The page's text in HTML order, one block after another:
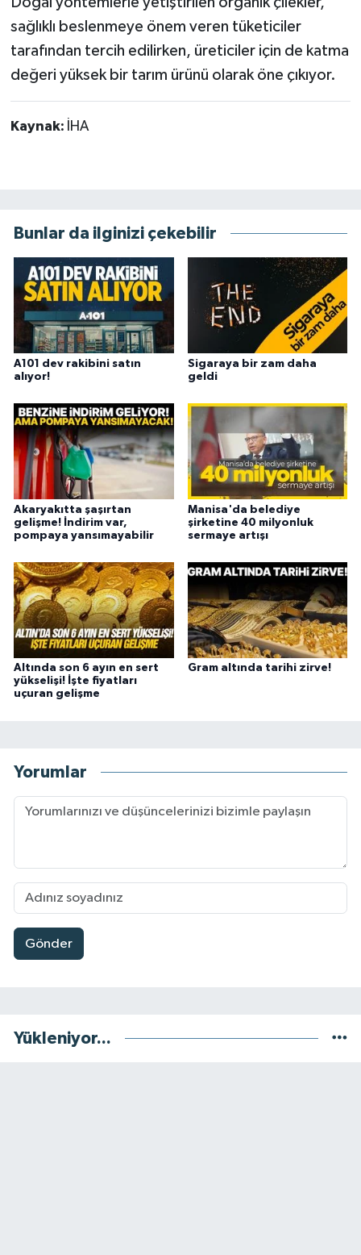
sağlıklı beslenmeye önem veren tüketiciler
tarafından tercih edilirken, üreticiler için de katma
değeri yüksek bir tarım ürünü olarak öne çıkıyor.
Kaynak: İHA
Bunlar da ilginizi çekebilir
A101 dev rakibini satın
alıyor!
Sigaraya bir zam daha
geldi
Akaryakıtta şaşırtan
gelişme! İndirim var,
pompaya yansımayabilir
Manisa'da belediye
şirketine 40 milyonluk
sermaye artışı
Altında son 6 ayın en sert
yükselişi! İşte fiyatları
uçuran gelişme
Gram altında tarihi zirve!
Yorumlar
Gönder
Yükleniyor...